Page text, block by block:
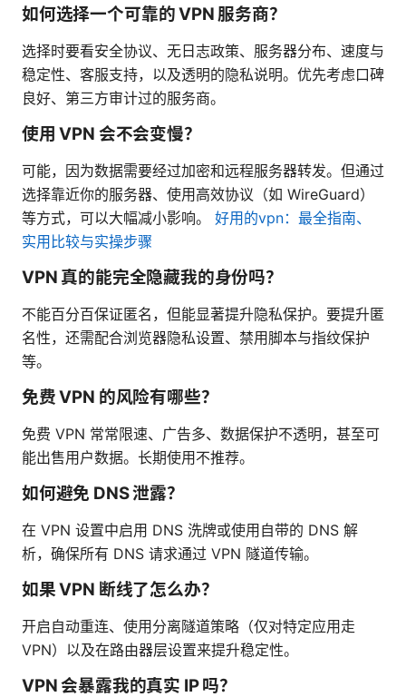
如何选择一个可靠的 VPN 服务商？
选择时要看安全协议、无日志政策、服务器分布、速度与
稳定性、客服支持，以及透明的隐私说明。优先考虑口碑
良好、第三方审计过的服务商。
使用 VPN 会不会变慢？
可能，因为数据需要经过加密和远程服务器转发。但通过
选择靠近你的服务器、使用高效协议（如 WireGuard）
等方式，可以大幅减小影响。 好用的vpn：最全指南、
实用比较与实操步骤
VPN 真的能完全隐藏我的身份吗？
不能百分百保证匿名，但能显著提升隐私保护。要提升匿
名性，还需配合浏览器隐私设置、禁用脚本与指纹保护
等。
免费 VPN 的风险有哪些？
免费 VPN 常常限速、广告多、数据保护不透明，甚至可
能出售用户数据。长期使用不推荐。
如何避免 DNS 泄露？
在 VPN 设置中启用 DNS 洗牌或使用自带的 DNS 解
析，确保所有 DNS 请求通过 VPN 隧道传输。
如果 VPN 断线了怎么办？
开启自动重连、使用分离隧道策略（仅对特定应用走
VPN）以及在路由器层设置来提升稳定性。
VPN 会暴露我的真实 IP 吗？